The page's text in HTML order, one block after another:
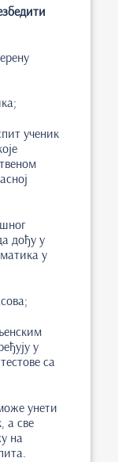
ученик
дођу у
у
у
са
унети
а све
на